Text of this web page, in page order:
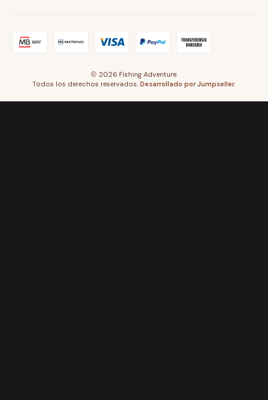
2026 Fishing Adventure.
Todos los derechos reservados. Desarrollado por Jumpseller.